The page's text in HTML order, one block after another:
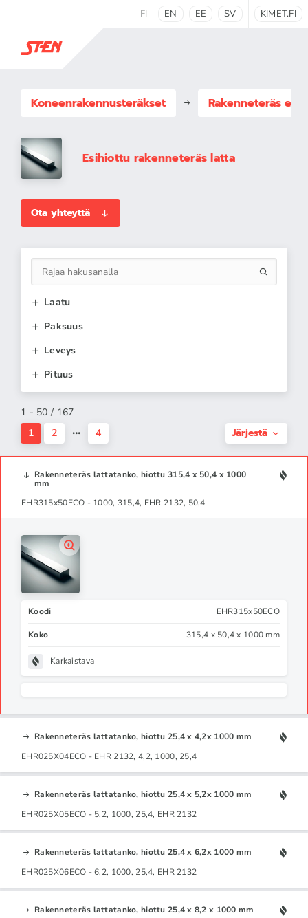
FI EN EE SV KIMET.FI
Koneenrakennus­teräkset Rakenneteräs
Esihiottu rakenneteräs latta
Ota yhteyttä
Laatu
Paksuus
Leveys
Pituus
1 - 50 / 167
1
2 4 Järjestä
Rakenneteräs lattatanko, hiottu 315,4 x 50,4 x 1000
mm
EHR315x50ECO - 1000, 315,4, EHR 2132, 50,4
Koodi EHR315x50ECO
Koko 315,4 x 50,4 x 1000 mm
Karkaistava
Rakenneteräs lattatanko, hiottu 25,4 x 4,2x 1000 mm
EHR025X04ECO - EHR 2132, 4,2, 1000, 25,4
Rakenneteräs lattatanko, hiottu 25,4 x 5,2x 1000 mm
EHR025X05ECO - 5,2, 1000, 25,4, EHR 2132
Rakenneteräs lattatanko, hiottu 25,4 x 6,2x 1000 mm
EHR025X06ECO - 6,2, 1000, 25,4, EHR 2132
Rakenneteräs lattatanko, hiottu 25,4 x 8,2 x 1000 mm